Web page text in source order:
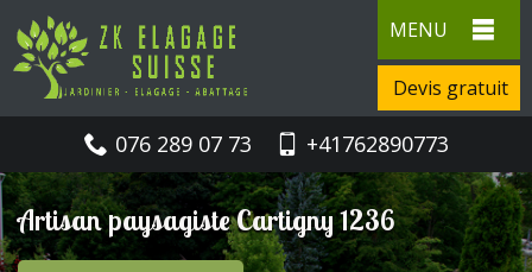
MENU
Devis gratuit
076 289 07 73 +41762890773
Artisan paysagiste Cartigny 1236